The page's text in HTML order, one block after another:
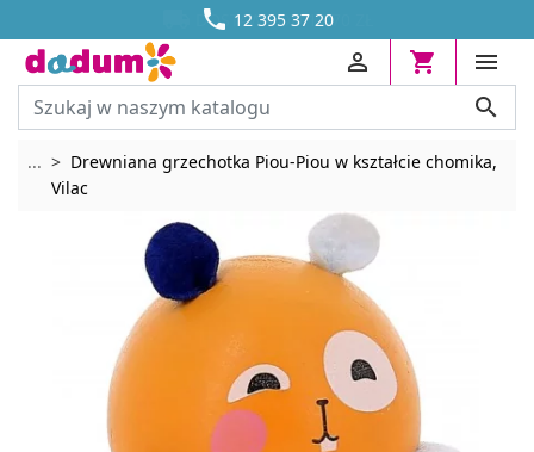
 12 395 37 20
DOSTAWA OD 13,70 ZŁ





... Rozwiń breadcrumbs
Drewniana grzechotka Piou-Piou w kształcie chomika,
Vilac